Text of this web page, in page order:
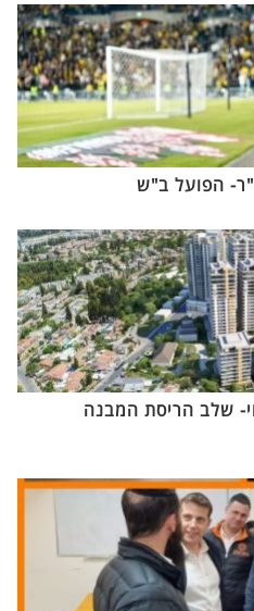
הפועל ב"ש
שלב הריסת המבנה